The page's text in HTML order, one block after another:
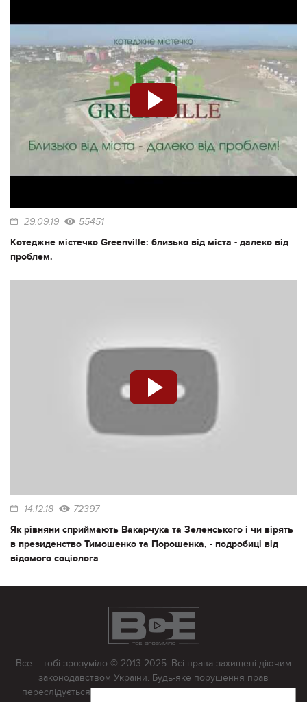
29.09.19 55451
Котеджне містечко Greenville: близько від міста - далеко від
проблем.
14.12.18 72397
Як рівняни сприймають Вакарчука та Зеленського і чи вірять
в президенство Тимошенко та Порошенка, - подробиці від
відомого соціолога
Все – тобі зрозуміло © 2013-2025. Всі права захищені діючим
законодавством України. Будь-яке порушення прав
переслідується в судовому порядку. Будь-яке відтворення